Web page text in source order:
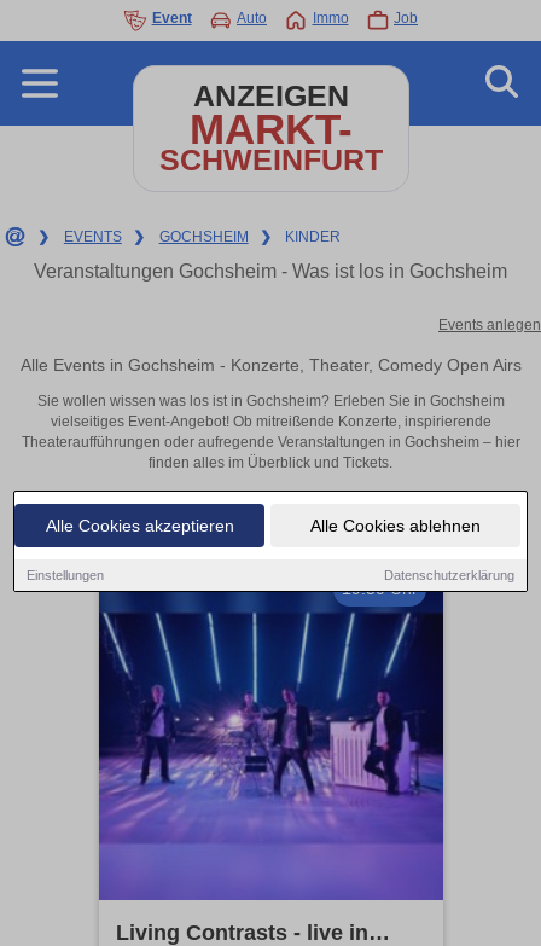
Alle Cookies akzeptieren Alle Cookies ablehnen
Einstellungen Datenschutzerklärung
Event Auto Immo Job
ANZEIGEN
MARKT-
SCHWEINFURT
❯ EVENTS ❯ GOCHSHEIM ❯ KINDER
Veranstaltungen Gochsheim - Was ist los in Gochsheim
Events anlegen
Alle Events in Gochsheim - Konzerte, Theater, Comedy Open Airs
Sie wollen wissen was los ist in Gochsheim? Erleben Sie in Gochsheim
vielseitiges Event-Angebot! Ob mitreißende Konzerte, inspirierende
Theateraufführungen oder aufregende Veranstaltungen in Gochsheim – hier
finden alles im Überblick und Tickets.
19:30 Uhr
Living Contrasts - live in